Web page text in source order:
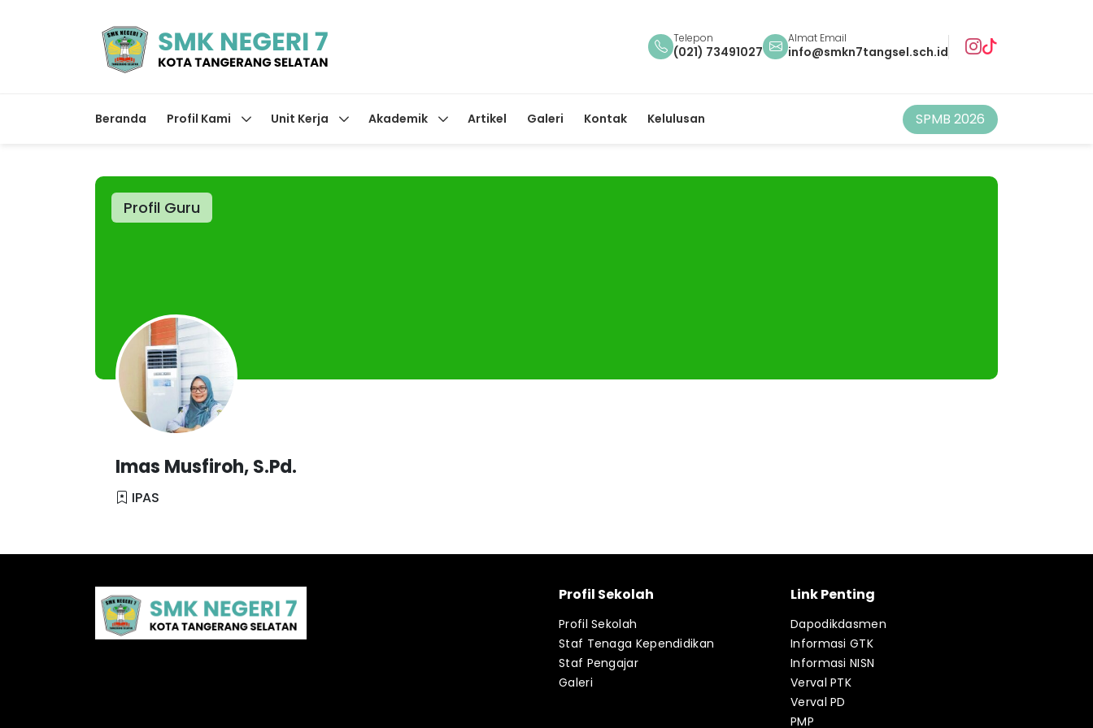
Telepon
(021) 73491027
Almat Email
info@smkn7tangsel.sch.id
Beranda Profil Kami Unit Kerja Akademik Artikel Galeri Kontak Kelulusan SPMB 2026
Profil Guru
Imas Musfiroh, S.Pd.
IPAS
Profil Sekolah
Profil Sekolah
Staf Tenaga Kependidikan
Staf Pengajar
Galeri
Link Penting
Dapodikdasmen
Informasi GTK
Informasi NISN
Verval PTK
Verval PD
PMP